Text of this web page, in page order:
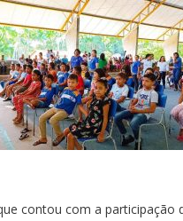
contou com a participação